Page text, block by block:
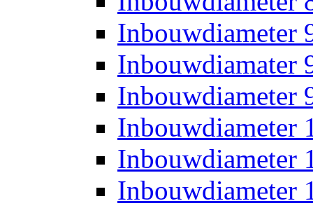
Inbouwdiameter
Inbouwdiamater
Inbouwdiameter
Inbouwdiameter
Inbouwdiameter
Inbouwdiameter